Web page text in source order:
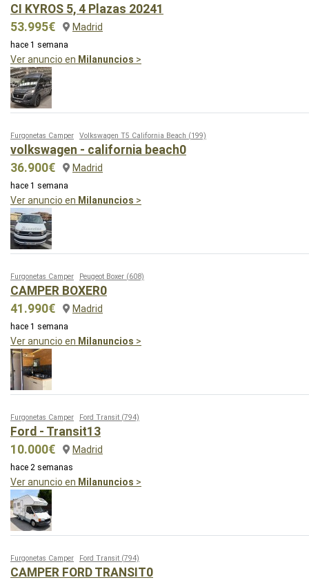
CI KYROS 5, 4 Plazas 20241
53.995€
Madrid
hace 1 semana
Ver anuncio en Milanuncios >
Furgonetas Camper Volkswagen T5 California Beach (199)
volkswagen - california beach0
36.900€
Madrid
hace 1 semana
Ver anuncio en Milanuncios >
Furgonetas Camper Peugeot Boxer (608)
CAMPER BOXER0
41.990€
Madrid
hace 1 semana
Ver anuncio en Milanuncios >
Furgonetas Camper Ford Transit (794)
Ford - Transit13
10.000€
Madrid
hace 2 semanas
Ver anuncio en Milanuncios >
Furgonetas Camper Ford Transit (794)
CAMPER FORD TRANSIT0